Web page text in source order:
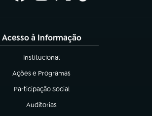
Acesso à Informação
Institucional
(abre em nova aba)
Ações e Programas
(abre em nova aba)
Participação Social
(abre em nova aba)
Auditorias
(abre em nova aba)